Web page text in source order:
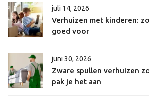
juli 14, 2026
Verhuizen met kinderen:
goed voor
juni 30, 2026
Zware spullen verhuizen
pak je het aan